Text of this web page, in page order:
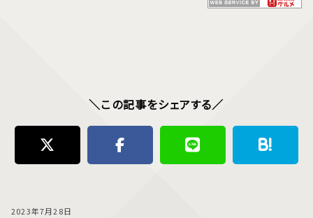
＼この記事をシェアする／
2023年7月28日